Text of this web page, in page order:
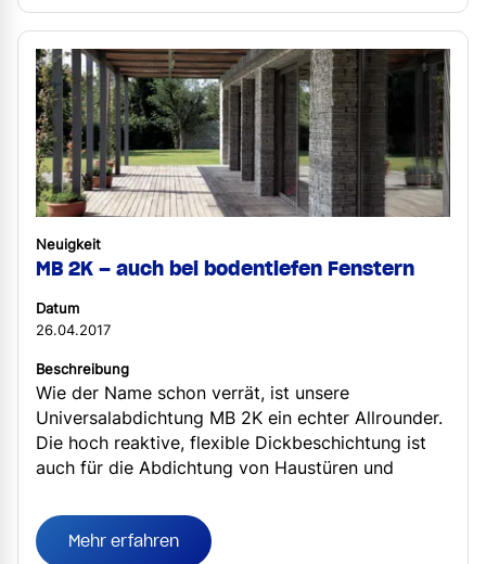
Neuigkeit
MB 2K – auch bei bodentiefen Fenstern
Datum
26.04.2017
Beschreibung
Wie der Name schon verrät, ist unsere
Universalabdichtung MB 2K ein echter Allrounder.
Die hoch reaktive, flexible Dickbeschichtung ist
auch für die Abdichtung von Haustüren und
Mehr erfahren